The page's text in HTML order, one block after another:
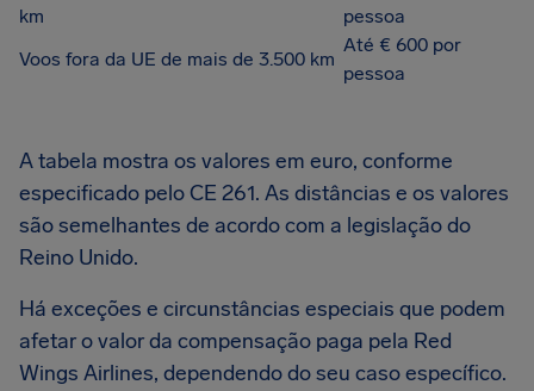
km
pessoa
Voos fora da UE de mais de 3.500 km
Até € 600 por
pessoa
A tabela mostra os valores em euro, conforme
especificado pelo CE 261. As distâncias e os valores
são semelhantes de acordo com a legislação do
Reino Unido.
Há exceções e circunstâncias especiais que podem
afetar o valor da compensação paga pela Red
Wings Airlines, dependendo do seu caso específico.